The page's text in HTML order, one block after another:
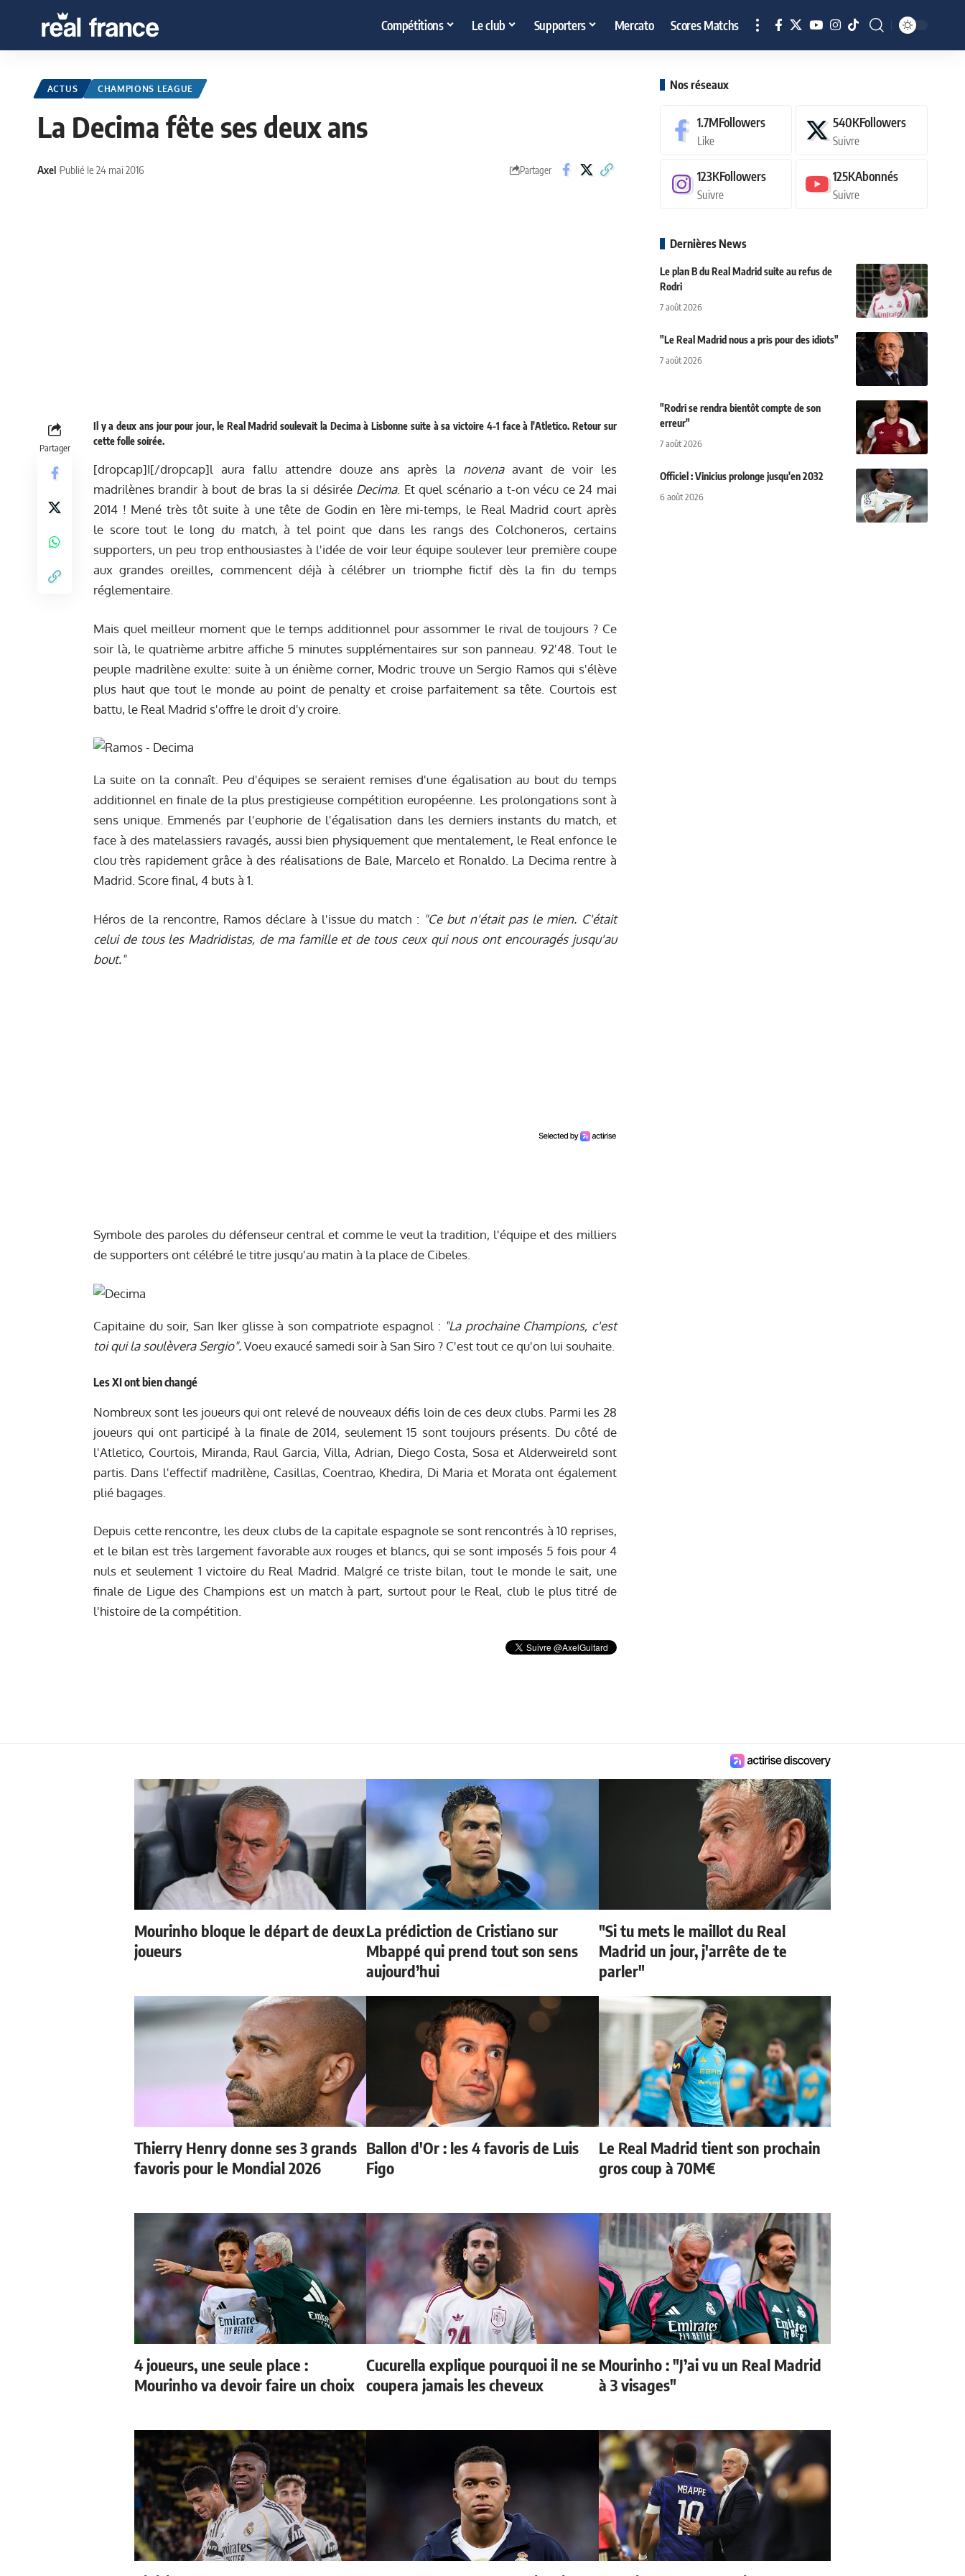
Compétitions Le club Supporters Mercato Scores Matchs
ACTUS CHAMPIONS LEAGUE
La Decima fête ses deux ans
Axel Publié le 24 mai 2016 Partager
Partager
Il y a deux ans jour pour jour, le Real Madrid soulevait la Decima à Lisbonne suite à sa victoire 4-1 face à l'Atletico. Retour sur
cette folle soirée.
[dropcap]I[/dropcap]l aura fallu attendre douze ans après la novenaavant de voir les
madrilènes brandir à bout de bras la si désirée Decima. Et quel scénario a t-on vécu ce 24 mai
2014 ! Mené très tôt suite à une tête de Godin en 1ère mi-temps, le Real Madrid court après
le score tout le long du match, à tel point que dans les rangs des Colchoneros, certains
supporters, un peu trop enthousiastes à l'idée de voir leur équipe soulever leur première coupe
aux grandes oreilles, commencent déjà à célébrer un triomphe fictif dès la fin du temps
réglementaire.
Mais quel meilleur moment que le temps additionnel pour assommer le rival de toujours ? Ce
soir là, le quatrième arbitre affiche 5 minutes supplémentaires sur son panneau. 92'48. Tout le
peuple madrilène exulte: suite à un énième corner, Modric trouve un Sergio Ramos qui s'élève
plus haut que tout le monde au point de penalty et croise parfaitement sa tête. Courtois est
battu, le Real Madrid s'offre le droit d'y croire.
La suite on la connaît. Peu d'équipes se seraient remises d'une égalisation au bout du temps
additionnel en finale de la plus prestigieuse compétition européenne. Les prolongations sont à
sens unique. Emmenés par l'euphorie de l'égalisation dans les derniers instants du match, et
face à des matelassiers ravagés, aussi bien physiquement que mentalement, le Real enfonce le
clou très rapidement grâce à des réalisations de Bale, Marcelo et Ronaldo. La Decima rentre à
Madrid. Score final, 4 buts à 1.
Héros de la rencontre, Ramos déclare à l'issue du match : "Ce but n'était pas le mien. C'était
celui de tous les Madridistas, de ma famille et de tous ceux qui nous ont encouragés jusqu'au
bout."
Symbole des paroles du défenseur central et comme le veut la tradition, l'équipe et des milliers
de supporters ont célébré le titre jusqu'au matin à la place de Cibeles.
Capitaine du soir, San Iker glisse à son compatriote espagnol : "La prochaine Champions, c'est
toi qui la soulèvera Sergio".Voeu exaucé samedi soir à San Siro ? C'est tout ce qu'on lui souhaite.
Les XI ont bien changé
Nombreux sont les joueurs qui ont relevé de nouveaux défis loin de ces deux clubs. Parmi les 28
joueurs qui ont participé à la finale de 2014, seulement 15 sont toujours présents. Du côté de
l'Atletico, Courtois, Miranda, Raul Garcia, Villa, Adrian, Diego Costa, Sosa et Alderweireld sont
partis. Dans l'effectif madrilène, Casillas, Coentrao, Khedira, Di Maria et Morata ont également
plié bagages.
Depuis cette rencontre, les deux clubs de la capitale espagnole se sont rencontrés à 10 reprises,
et le bilan est très largement favorable aux rouges et blancs, qui se sont imposés 5 fois pour 4
nuls et seulement 1 victoire du Real Madrid. Malgré ce triste bilan, tout le monde le sait, une
finale de Ligue des Champions est un match à part, surtout pour le Real, club le plus titré de
l'histoire de la compétition.
Nos réseaux
1.7MFollowers
Like
540KFollowers
Suivre
123KFollowers
Suivre
125KAbonnés
Suivre
Dernières News
Le plan B du Real Madrid suite au refus de
Rodri
7 août 2026
"Le Real Madrid nous a pris pour des idiots"
7 août 2026
"Rodri se rendra bientôt compte de son
erreur"
7 août 2026
Officiel : Vinicius prolonge jusqu'en 2032
6 août 2026
Mourinho bloque le départ de deux
joueurs
La prédiction de Cristiano sur
Mbappé qui prend tout son sens
aujourd’hui
"Si tu mets le maillot du Real
Madrid un jour, j'arrête de te
parler"
Thierry Henry donne ses 3 grands
favoris pour le Mondial 2026
Ballon d'Or : les 4 favoris de Luis
Figo
Le Real Madrid tient son prochain
gros coup à 70M€
4 joueurs, une seule place :
Mourinho va devoir faire un choix
Cucurella explique pourquoi il ne se
coupera jamais les cheveux
Mourinho : "J’ai vu un Real Madrid
à 3 visages"